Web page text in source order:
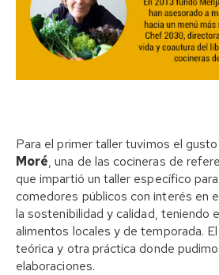
Para el primer taller tuvimos el
Moré, una de las cocineras de
que impartió un taller específico
comedores públicos con interés en
la sostenibilidad y calidad, teniendo
alimentos locales y de temporada.
teórica y otra práctica donde
elaboraciones.